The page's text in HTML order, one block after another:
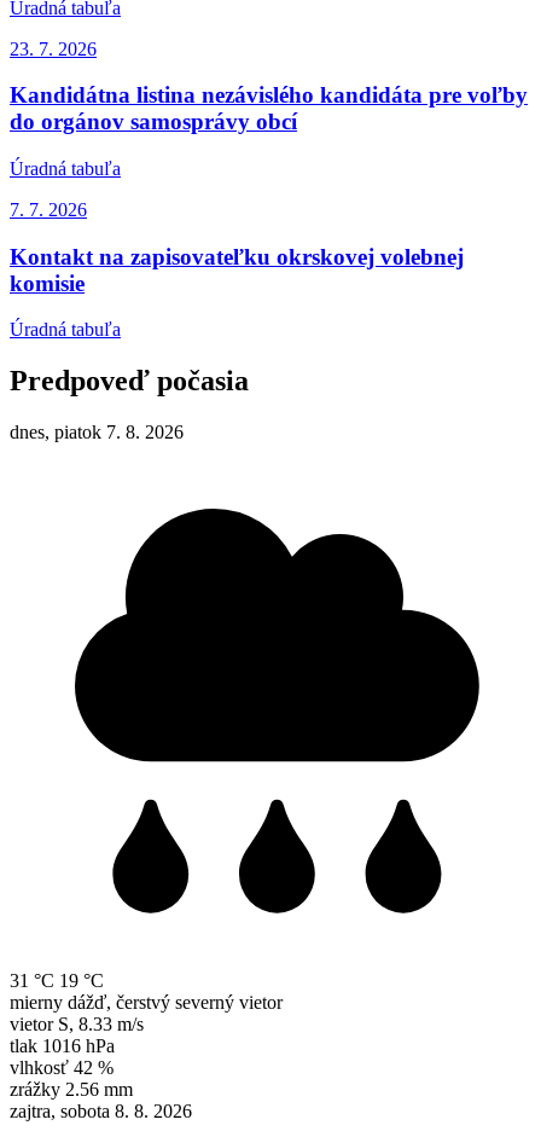
Úradná tabuľa
23. 7. 2026
Kandidátna listina nezávislého kandidáta pre voľby
do orgánov samosprávy obcí
Úradná tabuľa
7. 7. 2026
Kontakt na zapisovateľku okrskovej volebnej
komisie
Úradná tabuľa
Predpoveď počasia
dnes, piatok 7. 8. 2026
31 °C 19 °C
mierny dážď, čerstvý severný vietor
vietor S, 8.33 m/s
tlak 1016 hPa
vlhkosť 42 %
zrážky 2.56 mm
zajtra, sobota 8. 8. 2026